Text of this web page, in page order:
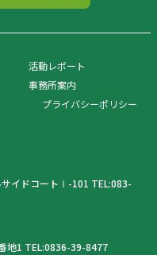
活動レポート
事務所案内
プライバシーポリシー
イドコートⅠ-101 TEL:083-
地1 TEL:0836-39-8477